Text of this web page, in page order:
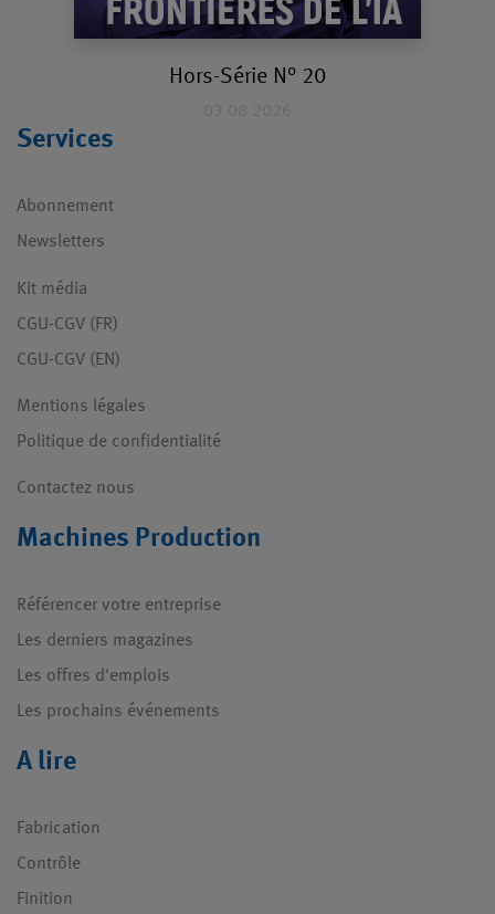
Hors-Série N° 20
Services
Abonnement
Newsletters
Kit média
CGU-CGV (FR)
CGU-CGV (EN)
Mentions légales
Politique de confidentialité
Contactez nous
Machines Production
Référencer votre entreprise
Les derniers magazines
Les offres d'emplois
Les prochains événements
A lire
Fabrication
Contrôle
Finition